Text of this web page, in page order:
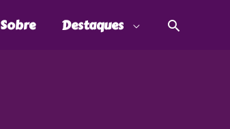
Sobre Destaques